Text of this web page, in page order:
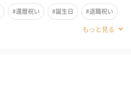
#還暦祝い #誕生日 #退職祝い
#敬老の日